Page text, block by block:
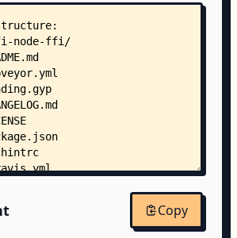
node-ffi/
├── README
Copy